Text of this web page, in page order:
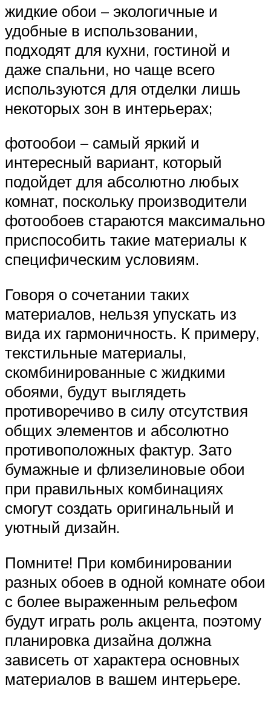
жидкие обои – экологичные и
удобные в использовании,
подходят для кухни, гостиной и
даже спальни, но чаще всего
используются для отделки лишь
некоторых зон в интерьерах;
фотообои – самый яркий и
интересный вариант, который
подойдет для абсолютно любых
комнат, поскольку производители
фотообоев стараются максимально
приспособить такие материалы к
специфическим условиям.
Говоря о сочетании таких
материалов, нельзя упускать из
вида их гармоничность. К примеру,
текстильные материалы,
скомбинированные с жидкими
обоями, будут выглядеть
противоречиво в силу отсутствия
общих элементов и абсолютно
противоположных фактур. Зато
бумажные и флизелиновые обои
при правильных комбинациях
смогут создать оригинальный и
уютный дизайн.
Помните! При комбинировании
разных обоев в одной комнате обои
с более выраженным рельефом
будут играть роль акцента, поэтому
планировка дизайна должна
зависеть от характера основных
материалов в вашем интерьере.